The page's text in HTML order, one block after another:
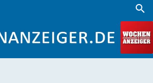
search